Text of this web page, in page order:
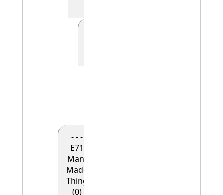
- - -
E71
Man-
Made
Thing
(0)